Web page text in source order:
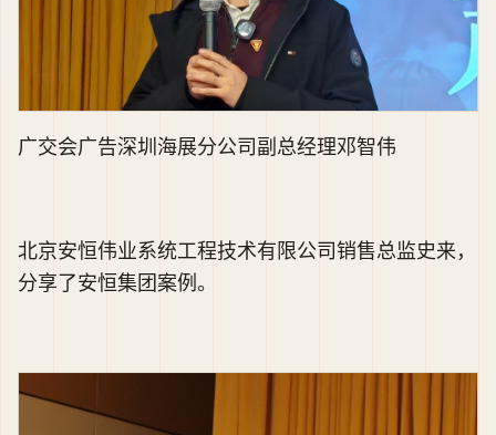
广交会广告深圳海展分公司副总经理邓智伟
北京安恒伟业系统工程技术有限公司销售总监史来，
分享了安恒集团案例。